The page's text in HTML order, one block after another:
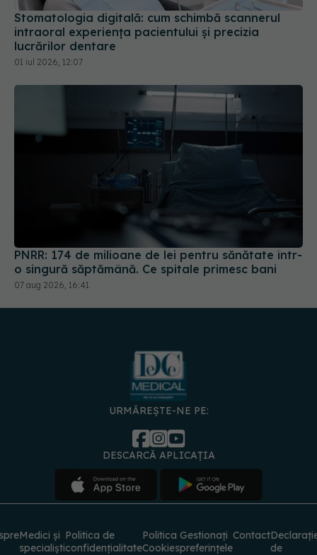
Stomatologia digitală: cum schimbă scannerul
intraoral experiența pacientului și precizia
lucrărilor dentare
01 iul 2026, 12:07
PNRR: 174 de milioane de lei pentru sănătate într-
o singură săptămână. Ce spitale primesc bani
07 aug 2026, 16:41
URMĂREȘTE-NE PE:
DESCARCĂ APLICAȚIA
Medici și
specialiști
Politica de
confidențialitate
Politica
Cookies
Gestionați
preferințele
Contact
de